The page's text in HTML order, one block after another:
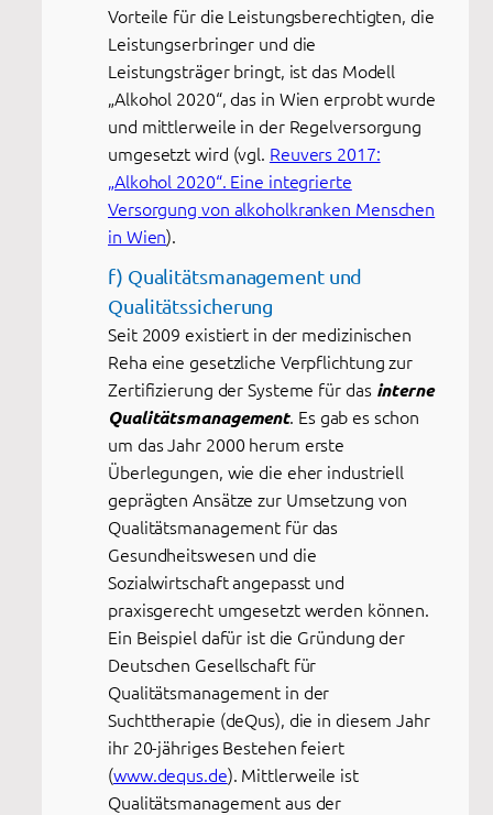
Vorteile für die Leistungsberechtigten, die
Leistungserbringer und die
Leistungsträger bringt, ist das Modell
„Alkohol 2020“, das in Wien erprobt wurde
und mittlerweile in der Regelversorgung
umgesetzt wird (vgl. Reuvers 2017:
„Alkohol 2020“. Eine integrierte
Versorgung von alkoholkranken Menschen
in Wien).
f) Qualitätsmanagement und
Qualitätssicherung
Seit 2009 existiert in der medizinischen
Reha eine gesetzliche Verpflichtung zur
Zertifizierung der Systeme für das interne
Qualitätsmanagement. Es gab es schon
um das Jahr 2000 herum erste
Überlegungen, wie die eher industriell
geprägten Ansätze zur Umsetzung von
Qualitätsmanagement für das
Gesundheitswesen und die
Sozialwirtschaft angepasst und
praxisgerecht umgesetzt werden können.
Ein Beispiel dafür ist die Gründung der
Deutschen Gesellschaft für
Qualitätsmanagement in der
Suchttherapie (deQus), die in diesem Jahr
ihr 20-jähriges Bestehen feiert
(www.dequs.de). Mittlerweile ist
Qualitätsmanagement aus der